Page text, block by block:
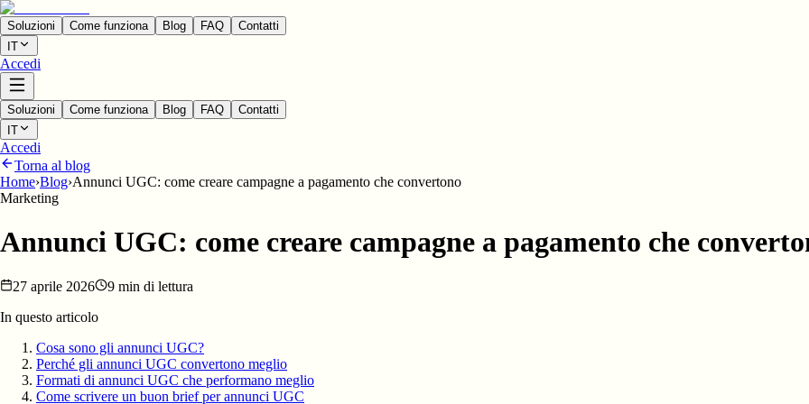
Soluzioni Come funziona Blog FAQ
Contatti
IT
Accedi
Soluzioni Come funziona Blog FAQ
Contatti
IT
Accedi
Torna al blog
Home›Blog›Annunci UGC: come creare campagne a pagamento che convertono
Marketing
Annunci UGC: come creare campagne a pagamento che
27 aprile 2026
9 min di lettura
In questo articolo
Cosa sono gli annunci UGC?
Perché gli annunci UGC convertono meglio
Formati di annunci UGC che performano meglio
Come scrivere un buon brief per annunci UGC